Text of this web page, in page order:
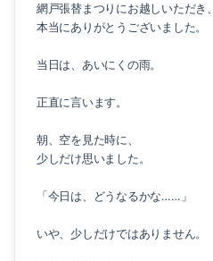
網戸張替まつりにお越しいただき、
本当にありがとうございました。
当日は、あいにくの雨。
正直に言います。
朝、空を見た時に、
少しだけ思いました。
「今日は、どうなるかな……」
いや、少しだけではありません。